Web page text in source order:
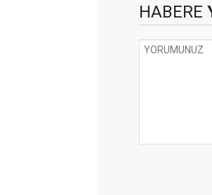
HABERE